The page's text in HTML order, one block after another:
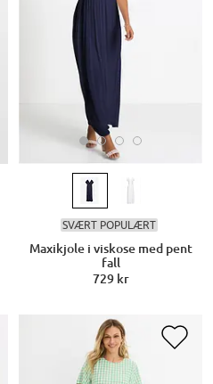
SVÆRT POPULÆRT
Maxikjole i viskose med pent
fall
729 kr